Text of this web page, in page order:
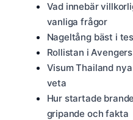
Vad innebär
vanliga frågor
Nageltång bäst i
Rollistan i
Visum Thailand
veta
Hur startade
gripande och fakta